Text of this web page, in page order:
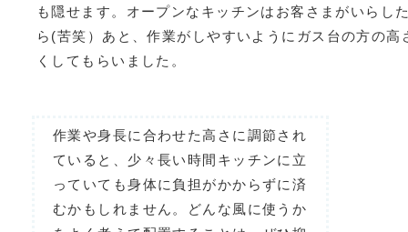
も隠せます。オープンなキッチンはお客さまがいらし
ら(苦笑）あと、作業がしやすいようにガス台の方の
くしてもらいました。
作業や身長に合わせた高さに調節され
ていると、少々長い時間キッチンに立
っていても身体に負担がかからずに済
むかもしれません。どんな風に使うか